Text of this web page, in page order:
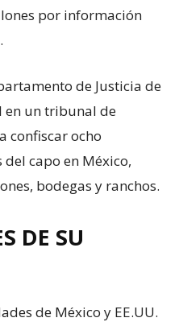
por información
de Justicia de
en un tribunal de
confiscar ocho
capo en México,
bodegas y ranchos.
DE SU
de México y EE.UU.